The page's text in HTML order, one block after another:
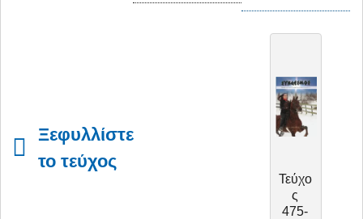
Ξεφυλλίστε
το τεύχος
Τεύχο
ς
475-